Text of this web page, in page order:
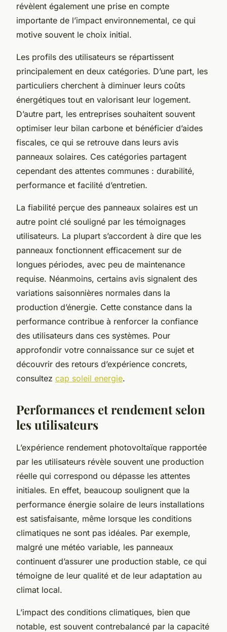
révèlent également une prise en compte
importante de l’impact environnemental, ce qui
motive souvent le choix initial.
Les profils des utilisateurs se répartissent
principalement en deux catégories. D’une part, les
particuliers cherchent à diminuer leurs coûts
énergétiques tout en valorisant leur logement.
D’autre part, les entreprises souhaitent souvent
optimiser leur bilan carbone et bénéficier d’aides
fiscales, ce qui se retrouve dans leurs avis
panneaux solaires. Ces catégories partagent
cependant des attentes communes : durabilité,
performance et facilité d’entretien.
La fiabilité perçue des panneaux solaires est un
autre point clé souligné par les témoignages
utilisateurs. La plupart s’accordent à dire que les
panneaux fonctionnent efficacement sur de
longues périodes, avec peu de maintenance
requise. Néanmoins, certains avis signalent des
variations saisonnières normales dans la
production d’énergie. Cette constance dans la
performance contribue à renforcer la confiance
des utilisateurs dans ces systèmes. Pour
approfondir votre connaissance sur ce sujet et
découvrir des retours d’expérience concrets,
consultez cap soleil energie.
Performances et rendement selon
les utilisateurs
L’expérience rendement photovoltaïque rapportée
par les utilisateurs révèle souvent une production
réelle qui correspond ou dépasse les attentes
initiales. En effet, beaucoup soulignent que la
performance énergie solaire de leurs installations
est satisfaisante, même lorsque les conditions
climatiques ne sont pas idéales. Par exemple,
malgré une météo variable, les panneaux
continuent d’assurer une production stable, ce qui
témoigne de leur qualité et de leur adaptation au
climat local.
L’impact des conditions climatiques, bien que
notable, est souvent contrebalancé par la capacité